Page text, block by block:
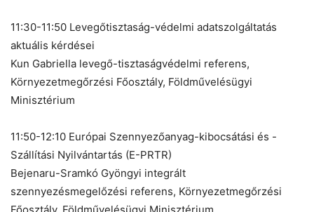
11:30-11:50 Levegőtisztaság-védelmi adatszolgáltatás
aktuális kérdései
Kun Gabriella levegő-tisztaságvédelmi referens,
Környezetmegőrzési Főosztály, Földművelésügyi
Minisztérium
11:50-12:10 Európai Szennyezőanyag-kibocsátási és -
Szállítási Nyilvántartás (E-PRTR)
Bejenaru-Sramkó Gyöngyi integrált
szennyezésmegelőzési referens, Környezetmegőrzési